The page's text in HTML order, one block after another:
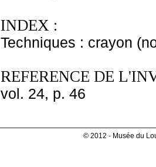
INDEX :
Techniques : crayon
REFERENCE DE
vol. 24, p. 46
© 2012 - Musée du